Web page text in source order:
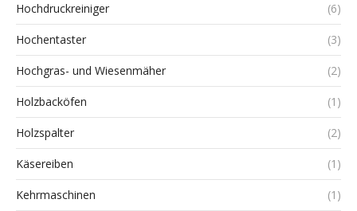
Hochdruckreiniger (6)
Hochentaster (3)
Hochgras- und Wiesenmäher (2)
Holzbacköfen (1)
Holzspalter (2)
Käsereiben (1)
Kehrmaschinen (1)